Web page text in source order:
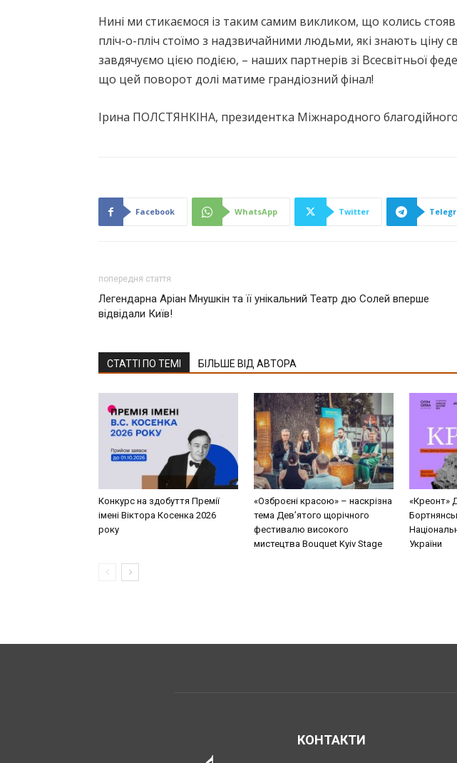
Нині ми стикаємося із таким самим викликом, що колись
пліч-о-пліч стоїмо з надзвичайними людьми, які знають ціну
завдячуємо цією подією, – наших партнерів зі Всесвітньої
що цей поворот долі матиме грандіозний фінал!
Ірина ПОЛСТЯНКІНА, президентка Міжнародного
Facebook WhatsApp Twitter
попередня стаття
Легендарна Аріан Мнушкін та її унікальний Театр дю Солей вперше
відвідали Київ!
СТАТТІ ПО ТЕМІ БІЛЬШЕ ВІД АВТОРА
Конкурс на здобуття Премії
імені Віктора Косенка 2026
року
«Озброєні красою» – наскрізна
тема Дев’ятого щорічного
фестивалю високого
мистецтва Bouquet Kyiv Stage
«Креонт»
України
КОНТАКТИ